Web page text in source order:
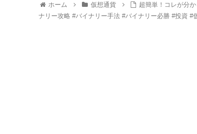
ホーム 仮想通貨
超簡単！コレが分
ナリー攻略 #バイナリー手法 #バイナリー必勝 #投資